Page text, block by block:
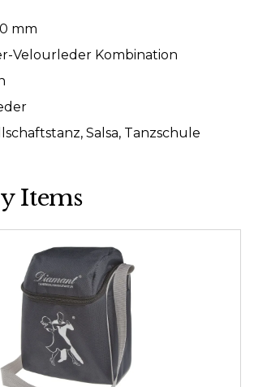
mm
Velourleder Kombination
, Salsa, Tanzschule
Items